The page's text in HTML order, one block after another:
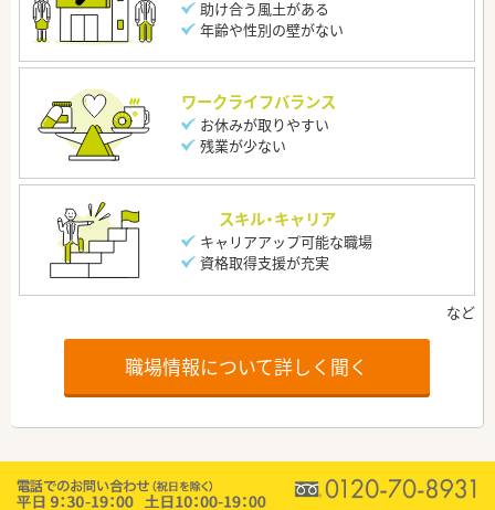
助け合う風土がある
年齢や性別の壁がない
ワークライフバランス
お休みが取りやすい
残業が少ない
スキル・キャリア
キャリアアップ可能な職場
資格取得支援が充実
職場情報について詳しく聞く